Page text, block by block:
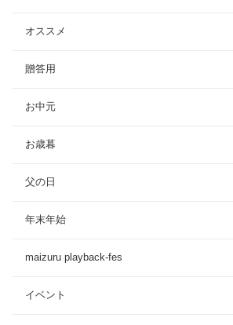
オススメ
贈答用
お中元
お歳暮
父の日
年末年始
maizuru playback-fes
イベント